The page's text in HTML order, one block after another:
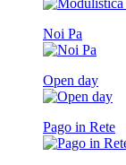
Noi Pa
Open day
Pago in Rete